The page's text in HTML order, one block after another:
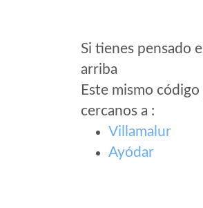
Si tienes pensado
arriba
Este mismo
cercanos a :
Villamalur
Ayódar